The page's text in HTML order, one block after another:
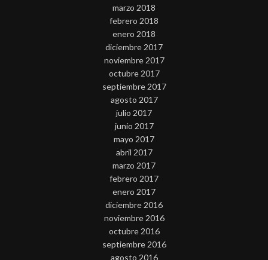
marzo 2018
febrero 2018
enero 2018
diciembre 2017
noviembre 2017
octubre 2017
septiembre 2017
agosto 2017
julio 2017
junio 2017
mayo 2017
abril 2017
marzo 2017
febrero 2017
enero 2017
diciembre 2016
noviembre 2016
octubre 2016
septiembre 2016
agosto 2016